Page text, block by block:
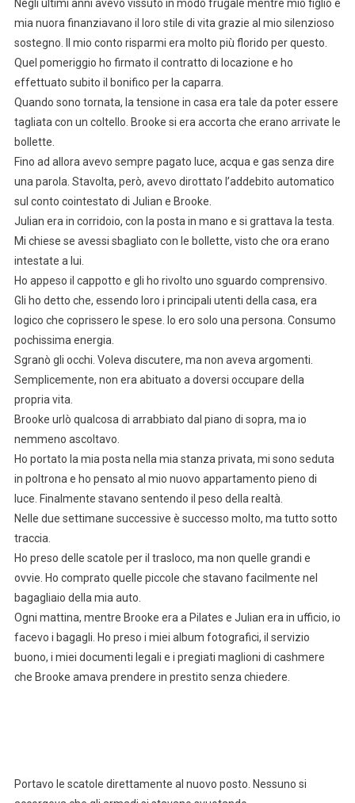
Negli ultimi anni avevo vissuto in modo frugale mentre mio figlio e
mia nuora finanziavano il loro stile di vita grazie al mio silenzioso
sostegno. Il mio conto risparmi era molto più florido per questo.
Quel pomeriggio ho firmato il contratto di locazione e ho
effettuato subito il bonifico per la caparra.
Quando sono tornata, la tensione in casa era tale da poter essere
tagliata con un coltello. Brooke si era accorta che erano arrivate le
bollette.
Fino ad allora avevo sempre pagato luce, acqua e gas senza dire
una parola. Stavolta, però, avevo dirottato l’addebito automatico
sul conto cointestato di Julian e Brooke.
Julian era in corridoio, con la posta in mano e si grattava la testa.
Mi chiese se avessi sbagliato con le bollette, visto che ora erano
intestate a lui.
Ho appeso il cappotto e gli ho rivolto uno sguardo comprensivo.
Gli ho detto che, essendo loro i principali utenti della casa, era
logico che coprissero le spese. Io ero solo una persona. Consumo
pochissima energia.
Sgranò gli occhi. Voleva discutere, ma non aveva argomenti.
Semplicemente, non era abituato a doversi occupare della
propria vita.
Brooke urlò qualcosa di arrabbiato dal piano di sopra, ma io
nemmeno ascoltavo.
Ho portato la mia posta nella mia stanza privata, mi sono seduta
in poltrona e ho pensato al mio nuovo appartamento pieno di
luce. Finalmente stavano sentendo il peso della realtà.
Nelle due settimane successive è successo molto, ma tutto sotto
traccia.
Ho preso delle scatole per il trasloco, ma non quelle grandi e
ovvie. Ho comprato quelle piccole che stavano facilmente nel
bagagliaio della mia auto.
Ogni mattina, mentre Brooke era a Pilates e Julian era in ufficio, io
facevo i bagagli. Ho preso i miei album fotografici, il servizio
buono, i miei documenti legali e i pregiati maglioni di cashmere
che Brooke amava prendere in prestito senza chiedere.
Portavo le scatole direttamente al nuovo posto. Nessuno si